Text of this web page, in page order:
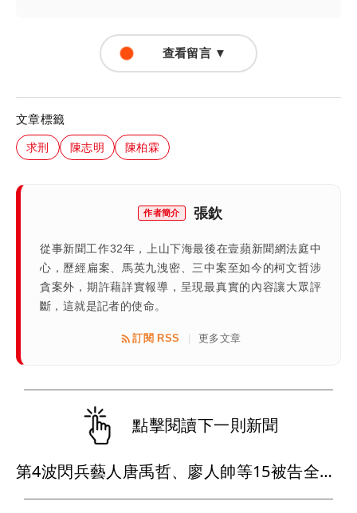
查看留言 ▼
文章標籤
求刑 陳志明 陳柏霖
作者簡介 張欽
從事新聞工作32年，上山下海最後在壹蘋新聞網法庭中
心，歷經扁案、馬英九洩密、三中案至如今的柯文哲涉
貪案外，期許藉詳實報導，呈現最真實的內容讓大眾評
斷，這就是記者的使命。
訂閱 RSS 更多文章
點擊閱讀下一則新聞
第4波閃兵藝人唐禹哲、廖人帥等15被告全認罪 可望附條件獲宣告緩刑